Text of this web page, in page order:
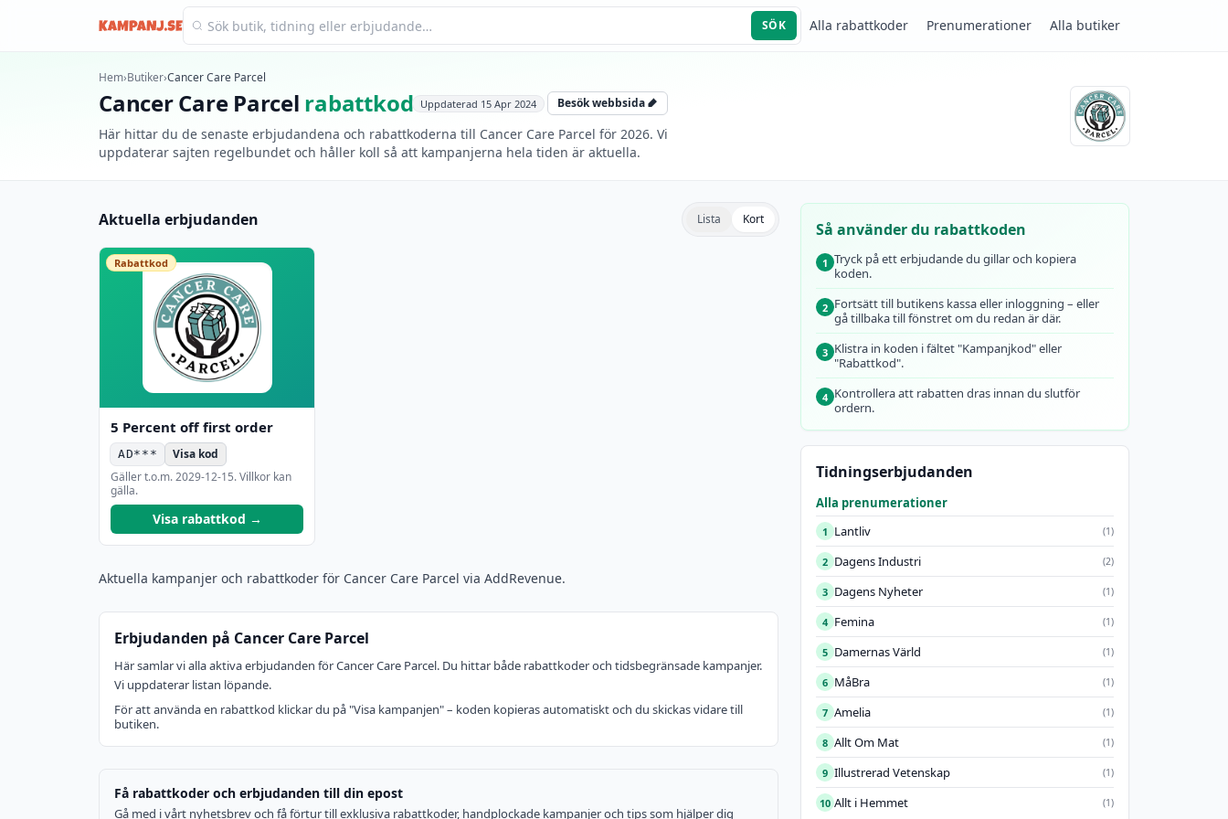
SÖK Alla rabattkoder Prenumerationer Alla butiker
Hem›Butiker›Cancer Care Parcel
Cancer Care Parcel rabattkod Uppdaterad 15 Apr 2024 Besök webbsida
Här hittar du de senaste erbjudandena och rabattkoderna till Cancer Care Parcel för 2026. Vi
uppdaterar sajten regelbundet och håller koll så att kampanjerna hela tiden är aktuella.
Aktuella erbjudanden Lista Kort
Rabattkod
5 Percent off first order
AD***
Visa kod
Gäller t.o.m.2029-12-15. Villkor kan
gälla.
Visa rabattkod →
Aktuella kampanjer och rabattkoder för Cancer Care Parcel via AddRevenue.
Erbjudanden på Cancer Care Parcel
Här samlar vi alla aktiva erbjudanden för Cancer Care Parcel. Du hittar både rabattkoder och tidsbegränsade kampanjer.
Vi uppdaterar listan löpande.
För att använda en rabattkod klickar du på "Visa kampanjen" – koden kopieras automatiskt och du skickas vidare till
butiken.
Få rabattkoder och erbjudanden till din epost
Gå med i vårt nyhetsbrev och få förtur till exklusiva rabattkoder, handplockade kampanjer och tips som hjälper dig
Så använder du rabattkoden
1 Tryck på ett erbjudande du gillar och kopiera
koden.
2 Fortsätt till butikens kassa eller inloggning – eller
gå tillbaka till fönstret om du redan är där.
3 Klistra in koden i fältet "Kampanjkod" eller
"Rabattkod".
4 Kontrollera att rabatten dras innan du slutför
ordern.
Tidningserbjudanden
Alla prenumerationer
1 Lantliv (1)
2 Dagens Industri (2)
3 Dagens Nyheter (1)
4 Femina (1)
5 Damernas Värld (1)
6 MåBra (1)
7 Amelia (1)
8 Allt Om Mat (1)
9 Illustrerad Vetenskap (1)
10 Allt i Hemmet (1)